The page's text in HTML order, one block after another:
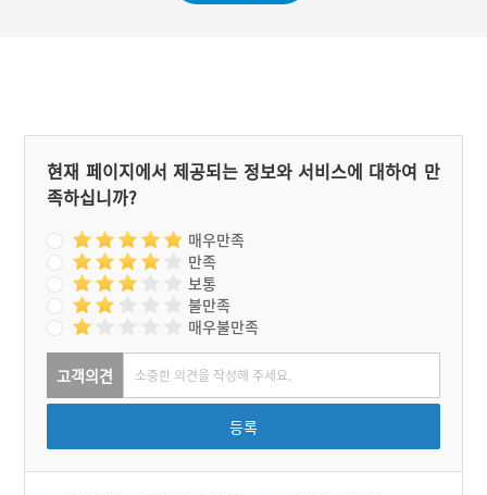
현재 페이지에서 제공되는 정보와 서비스에 대하여 만
족하십니까?
매우만족
만족
보통
불만족
매우불만족
고객의견
등록